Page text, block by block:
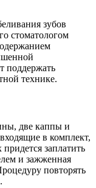
зубов
стоматологом
поддержать
технике.
две каппы и
в комплект,
заплатить
и зажженная
повторять